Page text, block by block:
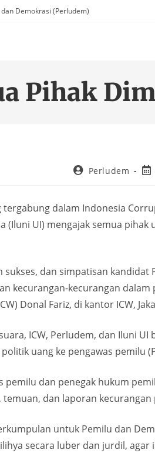
Demokrasi (Perludem)
Pihak
Perludem
tergabung dalam Indonesia
(Iluni UI) mengajak semua
sukses, dan simpatisan
kecurangan-kecurangan
Donal Fariz, di kantor ICW,
ICW, Perludem, dan Iluni
uang ke pengawas pemilu
pemilu dan penegak hukum
dan laporan kecurangan
untuk Pemilu dan
secara luber dan jurdil,